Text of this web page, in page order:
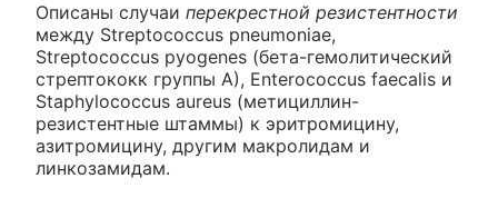
Описаны случаи перекрестной резистентности
между Streptococcus pneumoniae,
Streptococcus pyogenes (бета-гемолитический
стрептококк группы A), Enterococcus faecalis и
Staphylococcus aureus (метициллин-
резистентные штаммы) к эритромицину,
азитромицину, другим макролидам и
линкозамидам.